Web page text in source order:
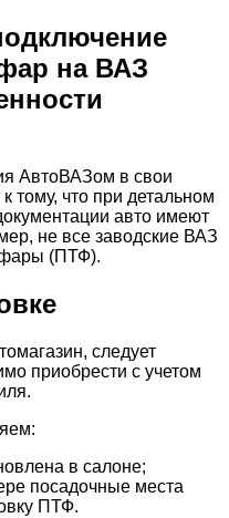
на ВАЗ
АвтоВАЗом в свои
тому, что при детальном
авто имеют
не все заводские ВАЗ
(ПТФ).
следует
приобрести с учетом
в салоне;
посадочные места
ПТФ.